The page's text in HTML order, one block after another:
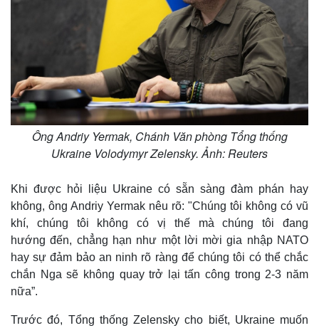
Ông Andriy Yermak, Chánh Văn phòng Tổng thống
Ukraine Volodymyr Zelensky. Ảnh: Reuters
Khi được hỏi liệu Ukraine có sẵn sàng đàm phán hay
không, ông Andriy Yermak nêu rõ: "Chúng tôi không có vũ
khí, chúng tôi không có vị thế mà chúng tôi đang
hướng đến, chẳng hạn như một lời mời gia nhập NATO
hay sự đảm bảo an ninh rõ ràng để chúng tôi có thể chắc
chắn Nga sẽ không quay trở lại tấn công trong 2-3 năm
nữa”.
Trước đó, Tổng thống Zelensky cho biết, Ukraine muốn